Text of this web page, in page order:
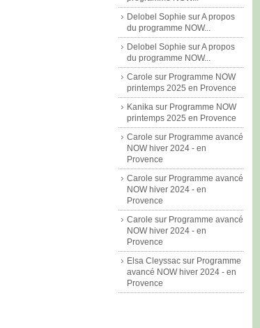
Delobel Sophie surA propos
du programme NOW...
Delobel Sophie surA propos
du programme NOW...
Carole sur Programme NOW
printemps 2025 en Provence
Kanika sur Programme NOW
printemps 2025 en Provence
Carole sur Programme avancé
NOW hiver 2024 - en
Provence
Carole sur Programme avancé
NOW hiver 2024 - en
Provence
Carole sur Programme avancé
NOW hiver 2024 - en
Provence
Elsa Cleyssac sur Programme
avancé NOW hiver 2024 - en
Provence